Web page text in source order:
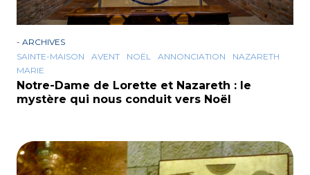
- ARCHIVES
SAINTE-MAISON
AVENT NOËL ANNONCIATION
NAZARETH
MARIE
Notre-Dame de Lorette et Nazareth : le
mystère qui nous conduit vers Noël